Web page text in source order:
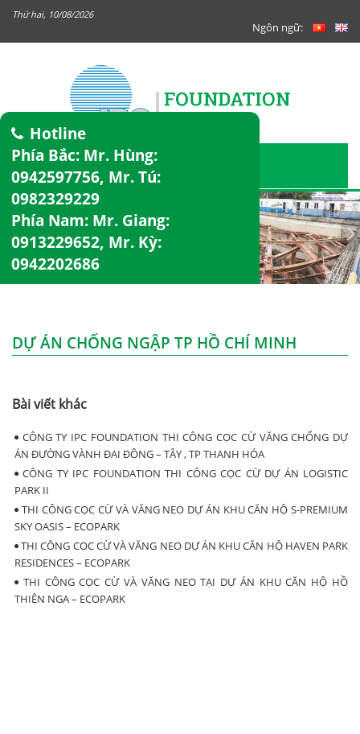
Thứ hai, 10/08/2026
Ngôn ngữ:
Hotline
Phía Bắc: Mr. Hùng:
0942597756, Mr. Tú:
0982329229
Phía Nam: Mr. Giang:
0913229652, Mr. Kỳ:
0942202686
DỰ ÁN CHỐNG NGẬP TP HỒ CHÍ MINH
Bài viết khác
CÔNG TY IPC FOUNDATION THI CÔNG CỌC CỪ VĂNG CHỐNG DỰ
ÁN ĐƯỜNG VÀNH ĐAI ĐÔNG – TÂY , TP THANH HÓA
CÔNG TY IPC FOUNDATION THI CÔNG CỌC CỪ DỰ ÁN LOGISTIC
PARK II
THI CÔNG CỌC CỪ VÀ VĂNG NEO DỰ ÁN KHU CĂN HỘ S-PREMIUM
SKY OASIS – ECOPARK
THI CÔNG CỌC CỪ VÀ VĂNG NEO DỰ ÁN KHU CĂN HỘ HAVEN PARK
RESIDENCES – ECOPARK
THI CÔNG CỌC CỪ VÀ VĂNG NEO TẠI DỰ ÁN KHU CĂN HỘ HỒ
THIÊN NGA – ECOPARK